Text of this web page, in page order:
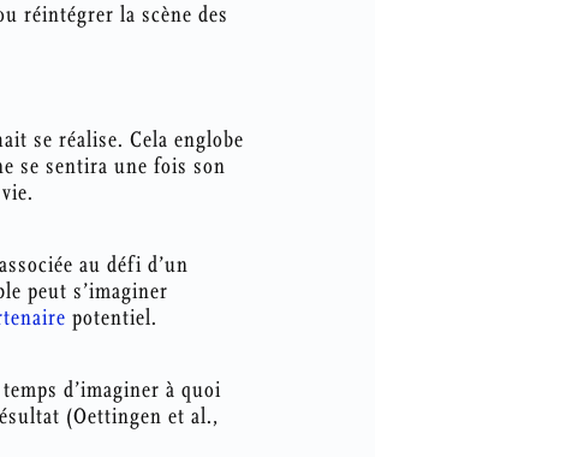
réintégrer la scène des
se réalise. Cela englobe
se sentira une fois son
au défi d’un
peut s’imaginer
potentiel.
d’imaginer à quoi
(Oettingen et al.,